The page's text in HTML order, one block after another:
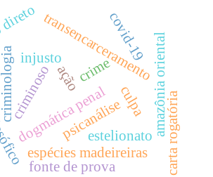
açãocrime
dogmática penal
criminologiacriminoso psicanálise
injusto
culpa
transencarceramento
espécies madeireiras
amazônia orientalcarta rogatória
estelionato
covid-19
fonte de prova